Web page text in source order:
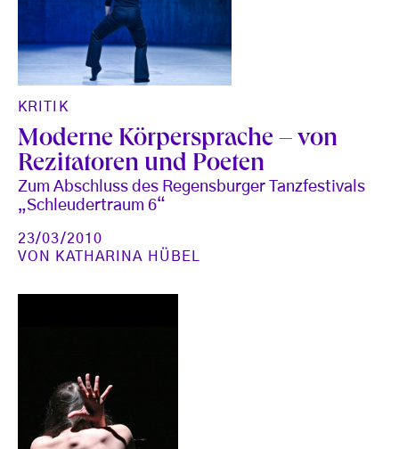
KRITIK
Moderne Körpersprache – von
Rezitatoren und Poeten
Zum Abschluss des Regensburger Tanzfestivals
„Schleudertraum 6“
23/03/2010
VON
KATHARINA HÜBEL